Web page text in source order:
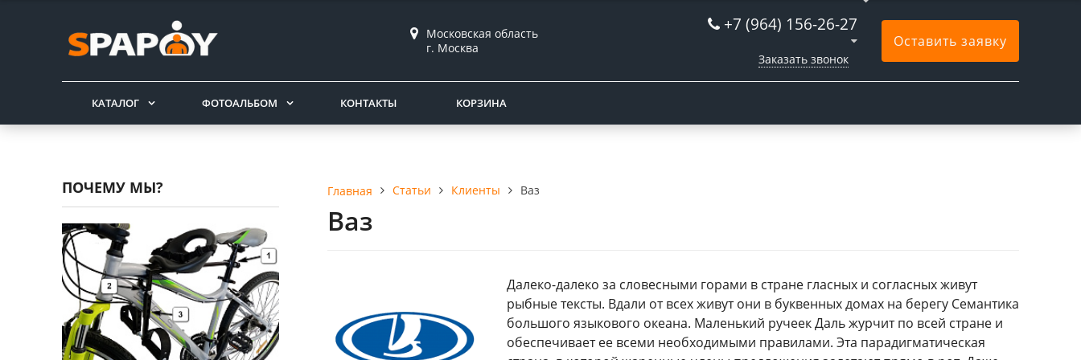
Московская область
г. Москва
+7 (964) 156-26-27
Заказать звонок
Оставить заявку
КАТАЛОГ ФОТОАЛЬБОМ КОНТАКТЫ КОРЗИНА
ПОЧЕМУ МЫ? Главная Статьи Клиенты Ваз
Ваз
Далеко-далеко за словесными горами в стране гласных и согласных живут
рыбные тексты. Вдали от всех живут они в буквенных домах на берегу Семантика
большого языкового океана. Маленький ручеек Даль журчит по всей стране и
обеспечивает ее всеми необходимыми правилами. Эта парадигматическая